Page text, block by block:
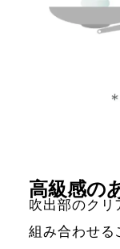
高級感の
吹出部のクリ
組み合わせる